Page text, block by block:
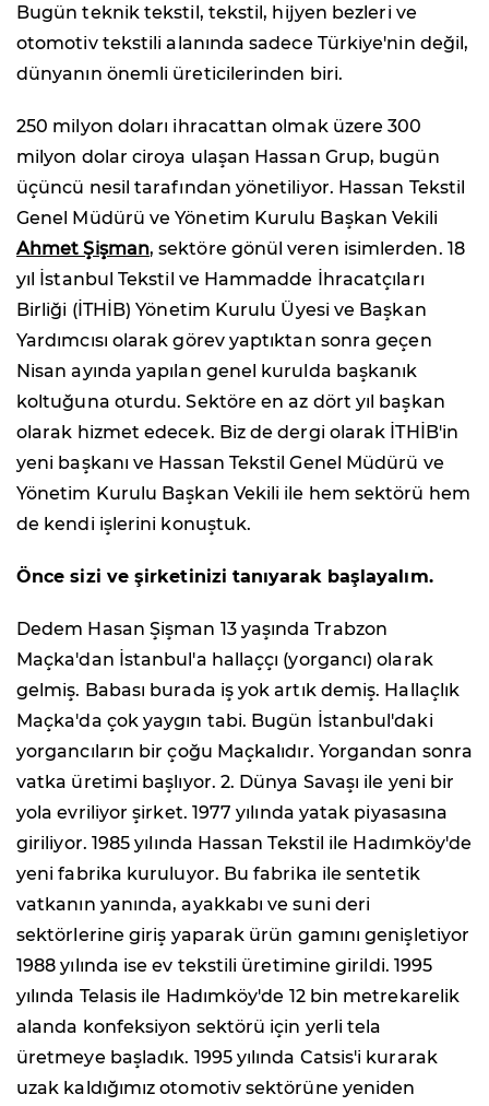
Bugün teknik tekstil, tekstil, hijyen bezleri ve
otomotiv tekstili alanında sadece Türkiye'nin değil,
dünyanın önemli üreticilerinden biri.
250 milyon doları ihracattan olmak üzere 300
milyon dolar ciroya ulaşan Hassan Grup, bugün
üçüncü nesil tarafından yönetiliyor. Hassan Tekstil
Genel Müdürü ve Yönetim Kurulu Başkan Vekili
Ahmet Şişman, sektöre gönül veren isimlerden. 18
yıl İstanbul Tekstil ve Hammadde İhracatçıları
Birliği (İTHİB) Yönetim Kurulu Üyesi ve Başkan
Yardımcısı olarak görev yaptıktan sonra geçen
Nisan ayında yapılan genel kurulda başkanık
koltuğuna oturdu. Sektöre en az dört yıl başkan
olarak hizmet edecek. Biz de dergi olarak İTHİB'in
yeni başkanı ve Hassan Tekstil Genel Müdürü ve
Yönetim Kurulu Başkan Vekili ile hem sektörü hem
de kendi işlerini konuştuk.
Önce sizi ve şirketinizi tanıyarak başlayalım.
Dedem Hasan Şişman 13 yaşında Trabzon
Maçka'dan İstanbul'a hallaççı (yorgancı) olarak
gelmiş. Babası burada iş yok artık demiş. Hallaçlık
Maçka'da çok yaygın tabi. Bugün İstanbul'daki
yorgancıların bir çoğu Maçkalıdır. Yorgandan sonra
vatka üretimi başlıyor. 2. Dünya Savaşı ile yeni bir
yola evriliyor şirket. 1977 yılında yatak piyasasına
giriliyor. 1985 yılında Hassan Tekstil ile Hadımköy'de
yeni fabrika kuruluyor. Bu fabrika ile sentetik
vatkanın yanında, ayakkabı ve suni deri
sektörlerine giriş yaparak ürün gamını genişletiyor
1988 yılında ise ev tekstili üretimine girildi. 1995
yılında Telasis ile Hadımköy'de 12 bin metrekarelik
alanda konfeksiyon sektörü için yerli tela
üretmeye başladık. 1995 yılında Catsis'i kurarak
uzak kaldığımız otomotiv sektörüne yeniden